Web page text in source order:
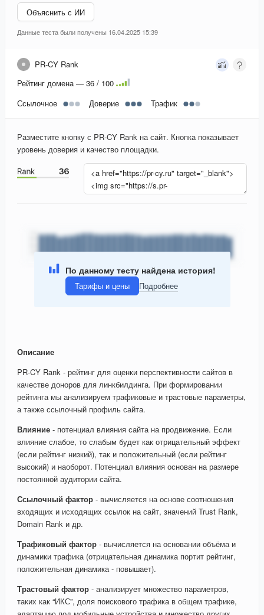
Объяснить с ИИ
Данные теста были получены 16.04.2025 15:39
PR-CY Rank
Рейтинг домена — 36 / 100
Ссылочное
Доверие Трафик
Разместите кнопку с PR-CY Rank на сайт. Кнопка показывает
уровень доверия и качество площадки.
По данному тесту найдена история!
Тарифы и цены Подробнее
Описание
PR-CY Rank - рейтинг для оценки перспективности сайтов в
качестве доноров для линкбилдинга. При формировании
рейтинга мы анализируем трафиковые и трастовые параметры,
а также ссылочный профиль сайта.
Влияние - потенциал влияния сайта на продвижение. Если
влияние слабое, то слабым будет как отрицательный эффект
(если рейтинг низкий), так и положительный (если рейтинг
высокий) и наоборот. Потенциал влияния основан на размере
постоянной аудитории сайта.
Ссылочный фактор - вычисляется на основе соотношения
входящих и исходящих ссылок на сайт, значений Trust Rank,
Domain Rank и др.
Трафиковый фактор - вычисляется на основании объёма и
динамики трафика (отрицательная динамика портит рейтинг,
положительная динамика - повышает).
Трастовый фактор - анализирует множество параметров,
таких как “ИКС”, доля поискового трафика в общем трафике,